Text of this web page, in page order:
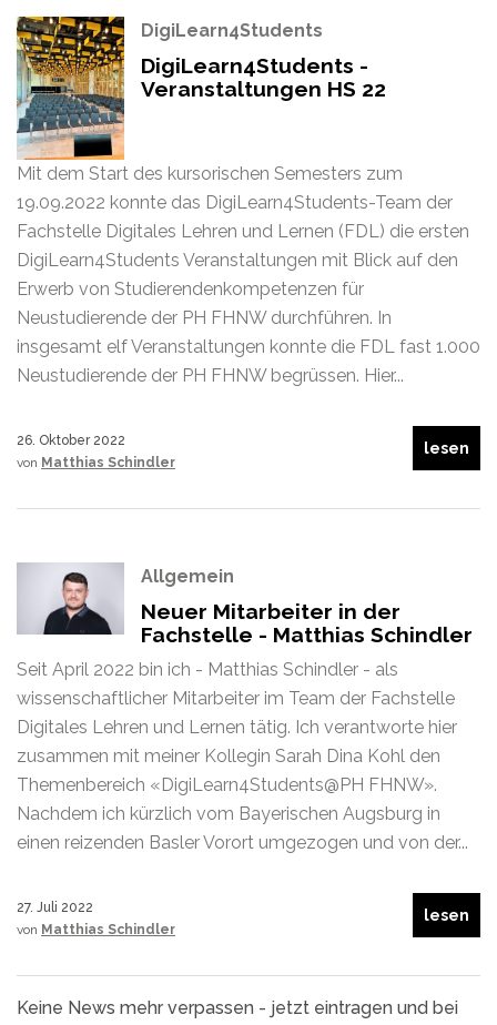
DigiLearn4Students
DigiLearn4Students -
Veranstaltungen HS 22
Mit dem Start des kursorischen Semesters zum
19.09.2022 konnte das DigiLearn4Students-Team der
Fachstelle Digitales Lehren und Lernen (FDL) die ersten
DigiLearn4Students Veranstaltungen mit Blick auf den
Erwerb von Studierendenkompetenzen für
Neustudierende der PH FHNW durchführen. In
insgesamt elf Veranstaltungen konnte die FDL fast 1.000
Neustudierende der PH FHNW begrüssen. Hier...
26. Oktober 2022
von Matthias Schindler
lesen
Allgemein
Neuer Mitarbeiter in der
Fachstelle - Matthias Schindler
Seit April 2022 bin ich - Matthias Schindler - als
wissenschaftlicher Mitarbeiter im Team der Fachstelle
Digitales Lehren und Lernen tätig. Ich verantworte hier
zusammen mit meiner Kollegin Sarah Dina Kohl den
Themenbereich «DigiLearn4Students@PH FHNW».
Nachdem ich kürzlich vom Bayerischen Augsburg in
einen reizenden Basler Vorort umgezogen und von der...
27. Juli 2022
von Matthias Schindler
lesen
Keine News mehr verpassen - jetzt eintragen und bei